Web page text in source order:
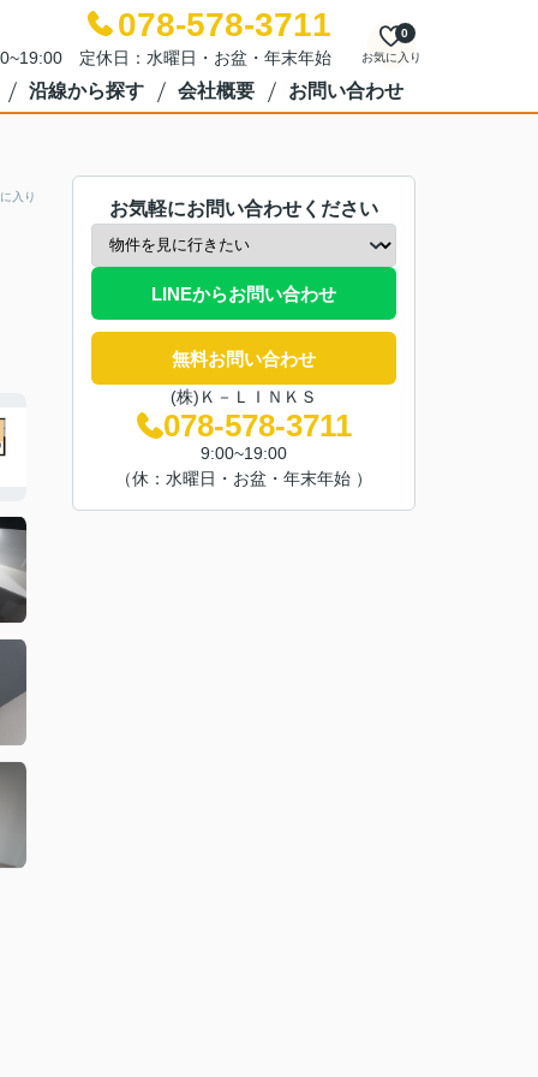
078-578-3711
定休日：水曜日・お盆・年末年始 お気に入り
0
沿線から探す 会社概要 お問い合わせ
入り
お気軽にお問い合わせください
LINEからお問い合わせ
無料お問い合わせ
(株)Ｋ－ＬＩＮＫＳ
078-578-3711
9:00~19:00
（休：水曜日・お盆・年末年始 ）